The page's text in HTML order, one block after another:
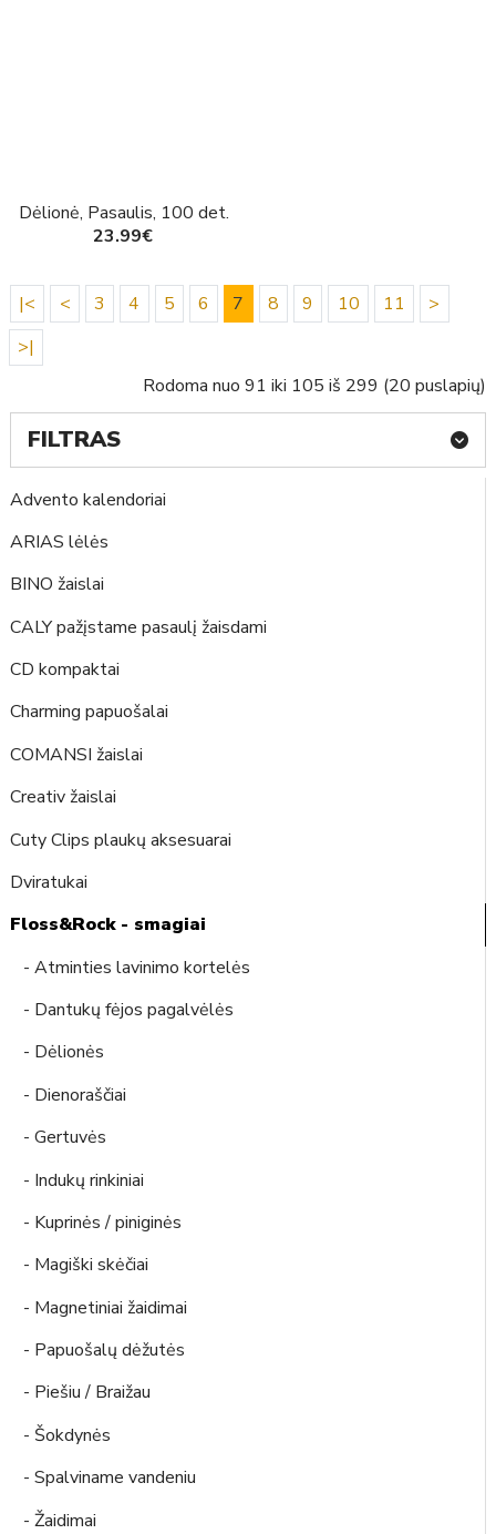
FILTRAS
Advento kalendoriai
ARIAS lėlės
BINO žaislai
CALY pažįstame pasaulį žaisdami
CD kompaktai
Charming papuošalai
COMANSI žaislai
Creativ žaislai
Cuty Clips plaukų aksesuarai
Dviratukai
Floss&Rock - smagiai
- Atminties lavinimo kortelės
- Dantukų fėjos pagalvėlės
- Dėlionės
- Dienoraščiai
- Gertuvės
- Indukų rinkiniai
- Kuprinės / piniginės
- Magiški skėčiai
- Magnetiniai žaidimai
- Papuošalų dėžutės
- Piešiu / Braižau
- Šokdynės
- Spalviname vandeniu
- Žaidimai
Dėlionė, Pasaulis, 100 det.
23.99€
|< < 3 4 5 6 7 8 9 10 11
>
>|
Rodoma nuo 91 iki 105 iš 299 (20 puslapių)